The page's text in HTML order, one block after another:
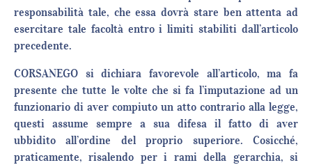
responsabilità tale, che essa dovrà stare ben attenta ad
esercitare tale facoltà entro i limiti stabiliti dall’articolo
precedente.
CORSANEGO si dichiara favorevole all’articolo, ma fa
presente che tutte le volte che si fa l’imputazione ad un
funzionario di aver compiuto un atto contrario alla legge,
questi assume sempre a sua difesa il fatto di aver
ubbidito all’ordine del proprio superiore. Cosicché,
praticamente, risalendo per i rami della gerarchia, si